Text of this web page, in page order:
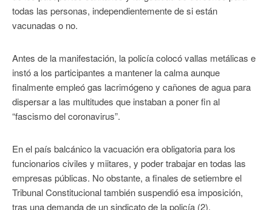
todas las personas, independientemente de si están
vacunadas o no.
Antes de la manifestación, la policía colocó vallas metálicas e
instó a los participantes a mantener la calma aunque
finalmente empleó gas lacrimógeno y cañones de agua para
dispersar a las multitudes que instaban a poner fin al
“fascismo del coronavirus”.
En el país balcánico la vacuación era obligatoria para los
funcionarios civiles y miitares, y poder trabajar en todas las
empresas públicas. No obstante, a finales de setiembre el
Tribunal Constitucional también suspendió esa imposición,
tras una demanda de un sindicato de la policía (2).